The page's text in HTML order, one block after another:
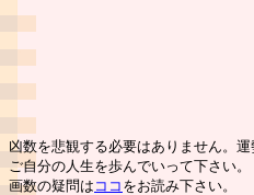
凶数を悲観する必要はありません。
ご自分の人生を歩んでいって下さい。
画数の疑問は ココ をお読み下さい。